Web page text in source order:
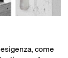
come